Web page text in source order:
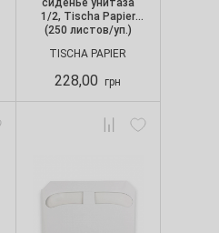
сиденье унитаза
1/2, Tischa Papier
(250 листов/уп.)
TISCHA PAPIER
228,00 грн